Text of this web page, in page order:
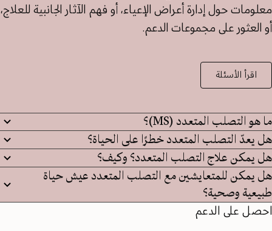
معلومات حول إدارة أعراض الإعياء، أو فهم الآثار الجانبية للعلاج،
أو العثور على مجموعات الدعم.
اقرأ الأسئلة
ما هو التصلب المتعدد (MS)؟
هل يعدّ التصلب المتعدد خطرًا على الحياة؟
هل يمكن علاج التصلب المتعدد؟ وكيف؟
هل يمكن للمتعايشين مع التصلب المتعدد عيش حياة
طبيعية وصحية؟
احصل على الدعم